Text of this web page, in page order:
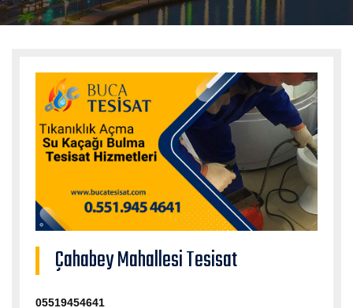
Çahabey Mahallesi Tesisat
05519454641